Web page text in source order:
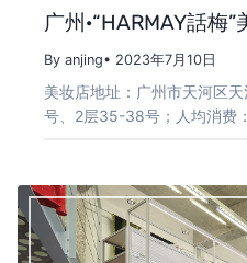
广州·“HARMAY話梅
By anjing• 2023年7月10日
美妆店地址：广州市天河区
号、2层35-38号；人均消费